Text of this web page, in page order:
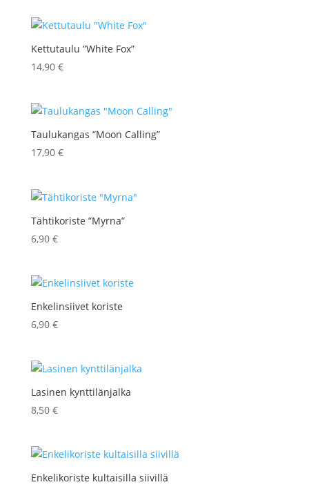
Kettutaulu ”White Fox”
14,90 €
Taulukangas ”Moon Calling”
17,90 €
Tähtikoriste ”Myrna”
6,90 €
Enkelinsiivet koriste
6,90 €
Lasinen kynttilänjalka
8,50 €
Enkelikoriste kultaisilla siivillä